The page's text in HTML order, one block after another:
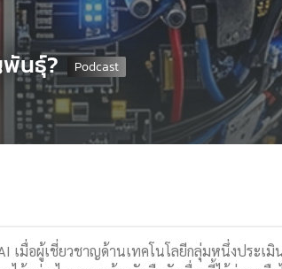
พันธุ์?
มื่อผู้เชี่ยวชาญด้านเทคโนโลยีกลุ่มหนึ่งประเมิ